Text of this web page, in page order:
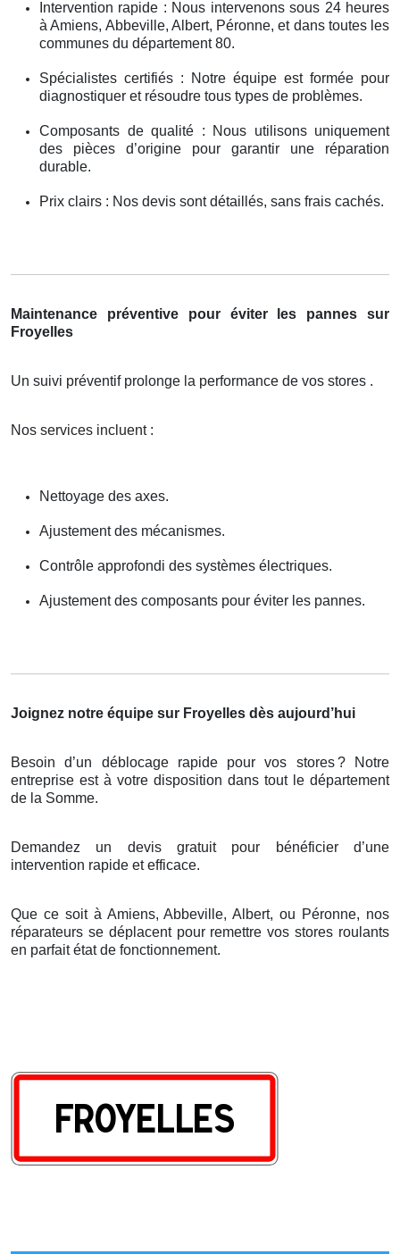
Intervention rapide : Nous intervenons sous 24 heures
à Amiens, Abbeville, Albert, Péronne, et dans toutes les
communes du département 80.
Spécialistes certifiés : Notre équipe est formée pour
diagnostiquer et résoudre tous types de problèmes.
Composants de qualité : Nous utilisons uniquement
des pièces d’origine pour garantir une réparation
durable.
Prix clairs : Nos devis sont détaillés, sans frais cachés.
Maintenance préventive pour éviter les pannes sur
Froyelles
Un suivi préventif prolonge la performance de vos stores .
Nos services incluent :
Nettoyage des axes.
Ajustement des mécanismes.
Contrôle approfondi des systèmes électriques.
Ajustement des composants pour éviter les pannes.
Joignez notre équipe sur Froyelles dès aujourd’hui
Besoin d’un déblocage rapide pour vos stores? Notre
entreprise est à votre disposition dans tout le département
de la Somme.
Demandez un devis gratuit pour bénéficier d’une
intervention rapide et efficace.
Que ce soit à Amiens, Abbeville, Albert, ou Péronne, nos
réparateurs se déplacent pour remettre vos stores roulants
en parfait état de fonctionnement.